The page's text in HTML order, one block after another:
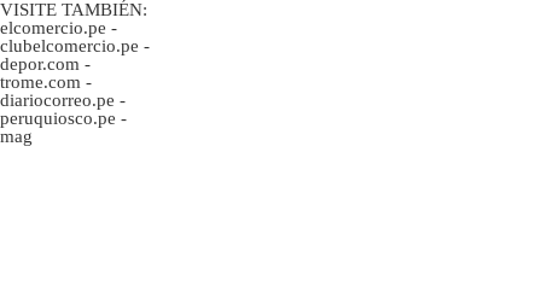
VISITE TAMBIÉN:
elcomercio.pe -
clubelcomercio.pe -
depor.com -
trome.com -
diariocorreo.pe -
peruquiosco.pe -
mag